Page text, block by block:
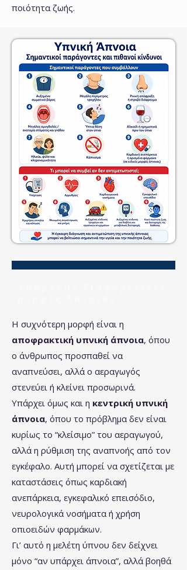
ποιότητα ζωής.
Η συχνότερη μορφή είναι η
αποφρακτική υπνική άπνοια, όπου
ο άνθρωπος προσπαθεί να
αναπνεύσει, αλλά ο αεραγωγός
στενεύει ή κλείνει προσωρινά.
Υπάρχει όμως και η κεντρική υπνική
άπνοια, όπου το πρόβλημα δεν είναι
κυρίως το “κλείσιμο” του αεραγωγού,
αλλά η ρύθμιση της αναπνοής από τον
εγκέφαλο. Αυτή μπορεί να σχετίζεται με
καταστάσεις όπως καρδιακή
ανεπάρκεια, εγκεφαλικό επεισόδιο,
νευρολογικά νοσήματα ή χρήση
οπιοειδών φαρμάκων.
Γι’ αυτό η μελέτη ύπνου δεν δείχνει
μόνο “αν υπάρχει άπνοια”, αλλά βοηθά